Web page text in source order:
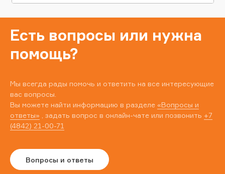
Есть вопросы или нужна
помощь?
Мы всегда рады помочь и ответить на все интересующие
вас вопросы.
Вы можете найти информацию в разделе «Вопросы и
ответы» , задать вопрос в онлайн-чате или позвонить +7
(4842) 21-00-71
Вопросы и ответы